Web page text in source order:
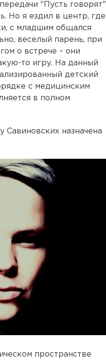
"Пусть говорят"
Но я ездил в центр, где
с младшим общался
веселый парень, при
о встрече – они
то игру. На данный
детский
с медицинским
в полном
Савиновских назначена
пространстве